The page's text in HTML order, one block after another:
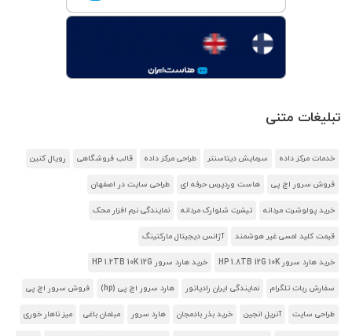
تبلیغات متنی
خدمات مرکز داده سرمایش دیتاسنتر طراحی مرکز داده قالب فروشگاهی رویال کنین
فروش سرور اچ پی هاست وردپرس حرفه ای طراحی سایت در اصفهان
خرید پولوشرت مردانه تیشرت شلوارک مردانه نمایندگی نرم افزار محک
قیمت کلید لمسی غیر هوشمند آژانس دیجیتال مارکتینگ
خرید هارد سرور HP 1.8TB 12G 10K خرید هارد سرور HP 1.2TB 10K 12G
سفارش ربات تلگرام نمایندگی ایران رادیاتور هارد سرور اچ پی (hp) فروش سرور اچ پی
طراحی سایت آنریل انجین خرید بذر بادمجان هارد سرور مبلمان باغی میز ناهار خوری